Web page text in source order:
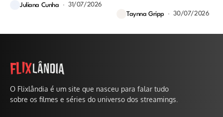
Juliana Cunha 31/07/2026
Taynna Gripp 30/07/2026
O Flixlândia é um site que nasceu para falar tudo
sobre os filmes e séries do universo dos streamings.